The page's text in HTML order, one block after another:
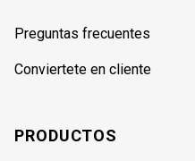
Preguntas frecuentes
Conviertete en cliente
PRODUCTOS